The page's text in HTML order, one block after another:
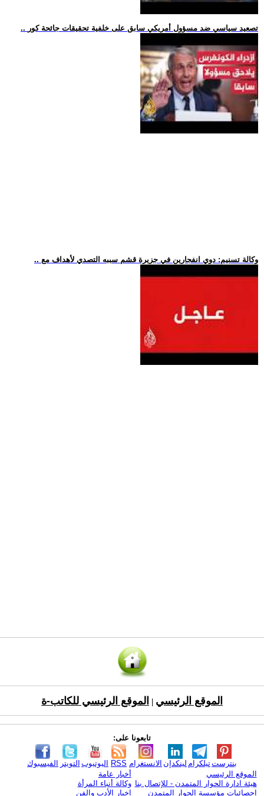
.. تصعيد سياسي ضد مسؤول أمريكي سابق على خلفية تحقيقات جائحة كور
.. وكالة تسنيم: دوي انفجارين في جزيرة قشم سببه التصدي لأهداف مع
الموقع الرئيسي الموقع الرئيسي للكاتب-ة
تابعونا على:
الفيسبوك التويتر اليوتيوب RSS الانستغرام لينكدإن تيلكرامبنترست
الموقع الرئيسي
هيئة ادارة الحوار المتمدن - للإتصال بنا
إحصائيات مؤسسة الحوار المتمدن
أخبار عامة
وكالة أنباء المرأة
اخبار الأدب والفن